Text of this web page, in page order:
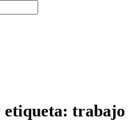
trabajo